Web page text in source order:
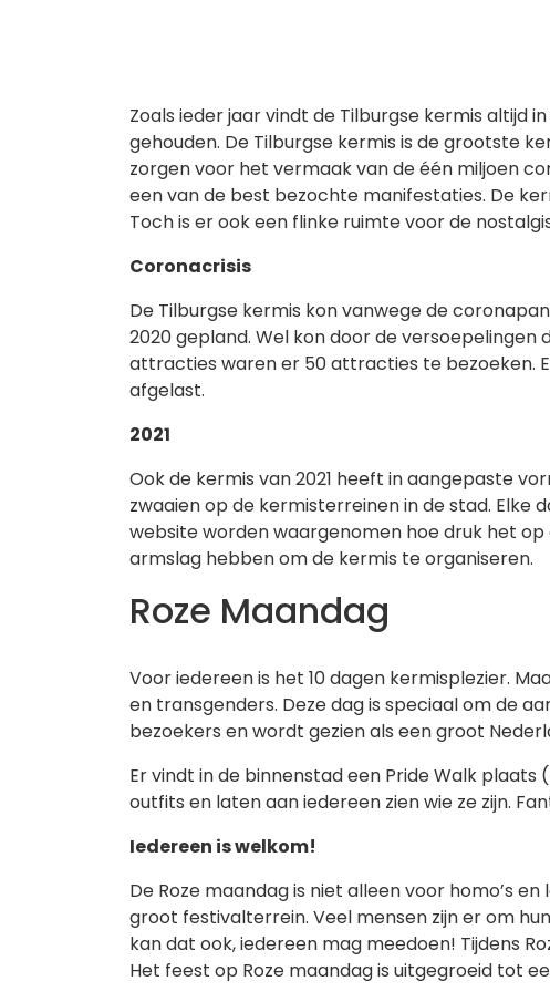
Zoals ieder jaar vindt de Tilburgse kermis altijd
gehouden. De Tilburgse kermis is de grootste
zorgen voor het vermaak van de één miljoen
een van de best bezochte manifestaties. De
Toch is er ook een flinke ruimte voor de
Coronacrisis
De Tilburgse kermis kon vanwege de
2020 gepland. Wel kon door de
attracties waren er 50 attracties te bezoeken.
afgelast.
2021
Ook de kermis van 2021 heeft in aangepaste
zwaaien op de kermisterreinen in de stad. Elke
website worden waargenomen hoe druk het
armslag hebben om de kermis te organiseren.
Roze Maandag
Voor iedereen is het 10 dagen kermisplezier.
en transgenders. Deze dag is speciaal om de
bezoekers en wordt gezien als een groot
Er vindt in de binnenstad een Pride Walk
outfits en laten aan iedereen zien wie ze zijn.
Iedereen is welkom!
De Roze maandag is niet alleen voor homo’s
groot festivalterrein. Veel mensen zijn er om
kan dat ook, iedereen mag meedoen! Tijdens
Het feest op Roze maandag is uitgegroeid tot